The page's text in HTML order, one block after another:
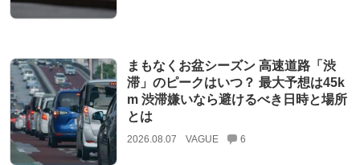
まもなくお盆シーズン 高速道路「渋
滞」のピークはいつ？ 最大予想は45k
m 渋滞嫌いなら避けるべき日時と場所
とは
2026.08.07 VAGUE 6